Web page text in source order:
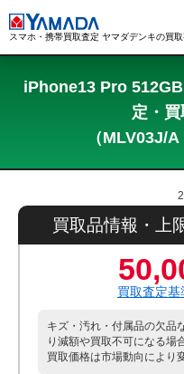
スマホ・携帯買取査定 ヤマダデンキの買
iPhone13 Pro
定・
（MLV03J/
買取品情報・上
買取査定基
キズ・汚れ・付属品の欠品
り減額や買取不可になる場
買取価格は市場動向により